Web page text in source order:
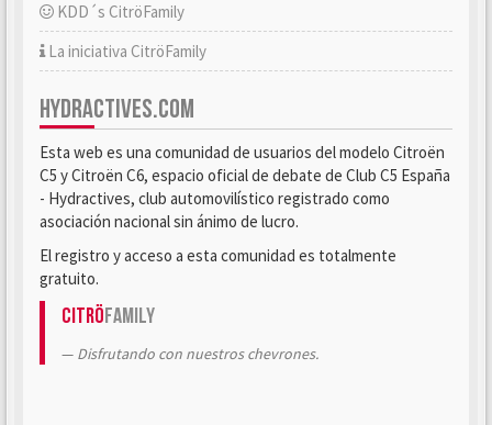
KDD´s CitröFamily
La iniciativa CitröFamily
HYDRACTIVES.COM
Esta web es una comunidad de usuarios del modelo Citroën
C5 y Citroën C6, espacio oficial de debate de Club C5 España
- Hydractives, club automovilístico registrado como
asociación nacional sin ánimo de lucro.
El registro y acceso a esta comunidad es totalmente
gratuito.
CitröFamily
Disfrutando con nuestros chevrones.